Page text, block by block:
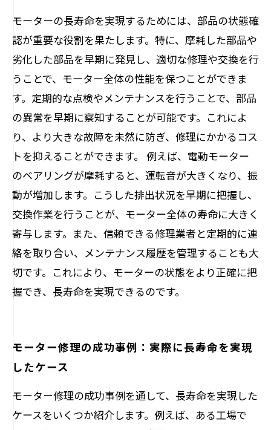
モーターの長寿命を実現するためには、部品の状態確
認が重要な役割を果たします。特に、摩耗した部品や
劣化した部品を早期に発見し、適切な修理や交換を行
うことで、モーター全体の性能を保つことができま
す。定期的な点検やメンテナンスを行うことで、部品
の異常を早期に察知することが可能です。これによ
り、より大きな故障を未然に防ぎ、修理にかかるコス
トを抑えることができます。 例えば、電動モーター
のベアリングが摩耗すると、運転音が大きくなり、振
動が増加します。こうした排出状況を早期に把握し、
交換作業を行うことが、モーター全体の寿命に大きく
寄与します。また、信頼できる修理業者と定期的に連
絡を取り合い、メンテナンス履歴を管理することも大
切です。これにより、モーターの状態をより正確に把
握でき、長寿命を実現できるのです。
モーター修理の成功事例：実際に長寿命を実現
したケース
モーター修理の成功事例を通して、長寿命を実現した
ケースをいくつか紹介します。例えば、ある工場で